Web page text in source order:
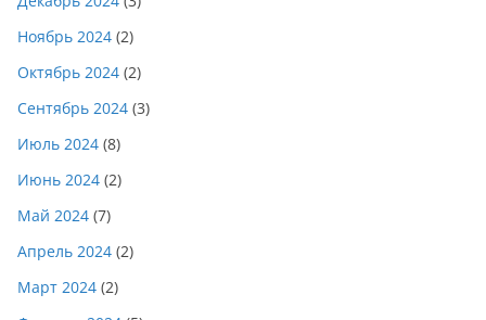
Ноябрь 2024 (2)
Октябрь 2024 (2)
Сентябрь 2024 (3)
Июль 2024 (8)
Июнь 2024 (2)
Май 2024 (7)
Апрель 2024 (2)
Март 2024 (2)